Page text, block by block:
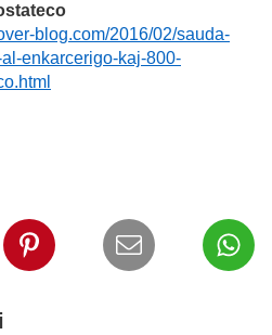
blog.com/2016/02/sauda-
enkarcerigo-kaj-800-